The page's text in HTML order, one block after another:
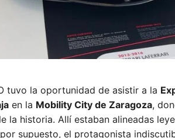
tuvo la oportunidad de asistir a la
en la Mobility City de Zaragoza,
la historia. Allí estaban alineadas
supuesto, el protagonista